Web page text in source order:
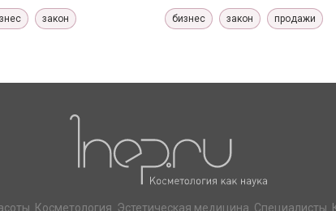
закон бизнес закон продажи
Косметология. Эстетическая медицина. Специалисты.